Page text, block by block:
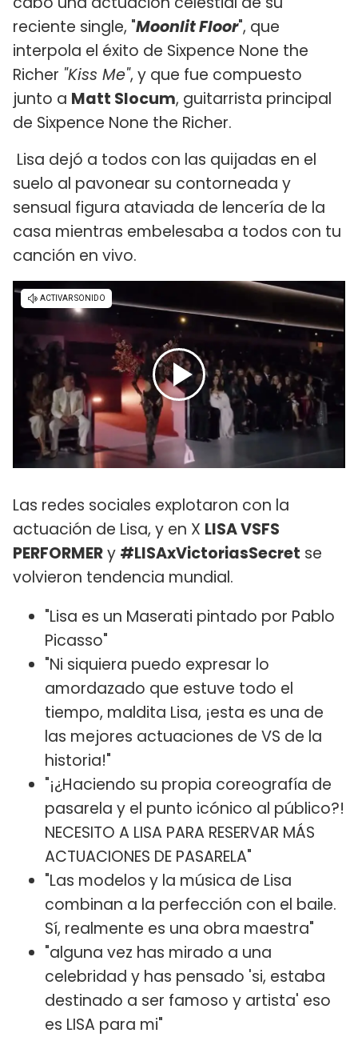
reciente single, "Moonlit Floor", que
interpola el éxito de Sixpence None the
Richer "Kiss Me", y que fue compuesto
junto a Matt Slocum, guitarrista principal
de Sixpence None the Richer.
Lisa dejó a todos con las quijadas en el
suelo al pavonear su contorneada y
sensual figura ataviada de lencería de la
casa mientras embelesaba a todos con tu
canción en vivo.
Las redes sociales explotaron con la
actuación de Lisa, y en X LISA VSFS
PERFORMERy #LISAxVictoriasSecret se
volvieron tendencia mundial.
"Lisa es un Maserati pintado por Pablo
Picasso"
"Ni siquiera puedo expresar lo
amordazado que estuve todo el
tiempo, maldita Lisa, ¡esta es una de
las mejores actuaciones de VS de la
historia!"
"¡¿Haciendo su propia coreografía de
pasarela y el punto icónico al público?!
NECESITO A LISA PARA RESERVAR MÁS
ACTUACIONES DE PASARELA"
"Las modelos y la música de Lisa
combinan a la perfección con el baile.
Sí, realmente es una obra maestra"
"alguna vez has mirado a una
celebridad y has pensado 'si, estaba
destinado a ser famoso y artista' eso
es LISA para mi"